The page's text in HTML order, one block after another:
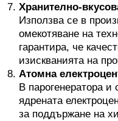
Хранително-
Използва се в
омекотяване на
гарантира, че
изискванията на
Атомна
В парогенератора
ядрената
за поддържане на